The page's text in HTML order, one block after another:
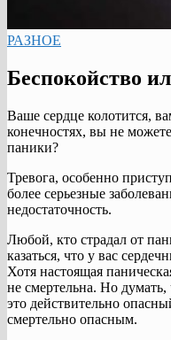
РАЗНОЕ
Беспокойство
Ваше сердце колотится,
конечностях, вы не
паники?
Тревога, особенно
более серьезные
недостаточность.
Любой, кто страдал от
казаться, что у вас
Хотя настоящая
не смертельна. Но думать,
это действительно
смертельно опасным.